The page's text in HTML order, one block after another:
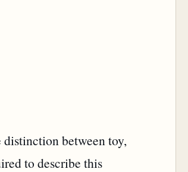
between toy,
to describe this